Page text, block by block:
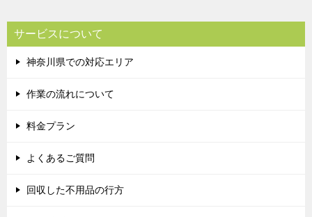
サービスについて
神奈川県での対応エリア
作業の流れについて
料金プラン
よくあるご質問
回収した不用品の行方